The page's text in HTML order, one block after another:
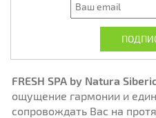
FRESH SPA by Natura
ощущение гармонии и
сопровождать Вас на